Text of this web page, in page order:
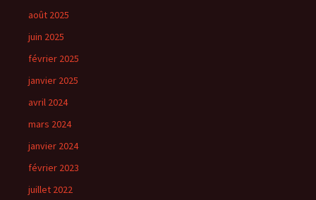
août 2025
juin 2025
février 2025
janvier 2025
avril 2024
mars 2024
janvier 2024
février 2023
juillet 2022